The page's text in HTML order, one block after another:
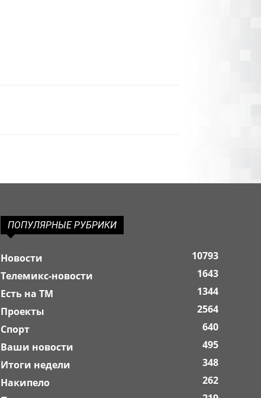
ПОПУЛЯРНЫЕ РУБРИКИ
Новости
10793
Телемикс-новости
1643
Есть на ТМ
1344
Проекты
2564
Спорт
640
Ваши новости
495
Итоги недели
348
Накипело
262